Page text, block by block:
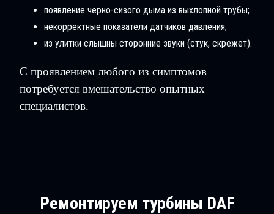
появление черно-сизого дыма из выхлопной трубы;
некорректные показатели датчиков давления;
из улитки слышны сторонние звуки (стук, скрежет).
С проявлением любого из симптомов
потребуется вмешательство опытных
специалистов.
Ремонтируем турбины DAF